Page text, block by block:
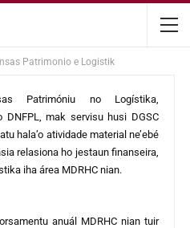
Patrimonio e Logistik
Patrimóniu no Logístika,
DNFPL, mak servisu husi DGSC
hala’o atividade material ne’ebé
relasiona ho jestaun finanseira,
iha área MDRHC nian.
anuál MDRHC nian tuir